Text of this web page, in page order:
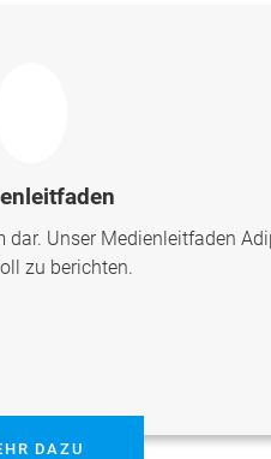
Unser Medienleitfaden
zu berichten.
DAZU